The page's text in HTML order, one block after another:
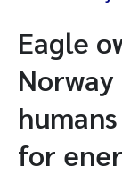
Eagle
for